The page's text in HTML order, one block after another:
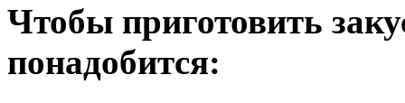
Чтобы приготовить
понадобится: